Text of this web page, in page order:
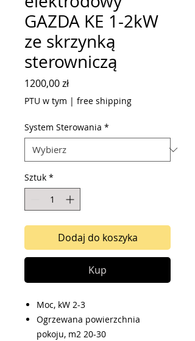
GAZDA KE 1-2kW
ze skrzynką
sterowniczą
1200,00 złCena
PTU w tym | free shipping
System Sterowania *
Sztuk *
Dodaj do koszyka
Kup
Moc, kW 2-3
Ogrzewana powierzchnia
pokoju, m2 20-30